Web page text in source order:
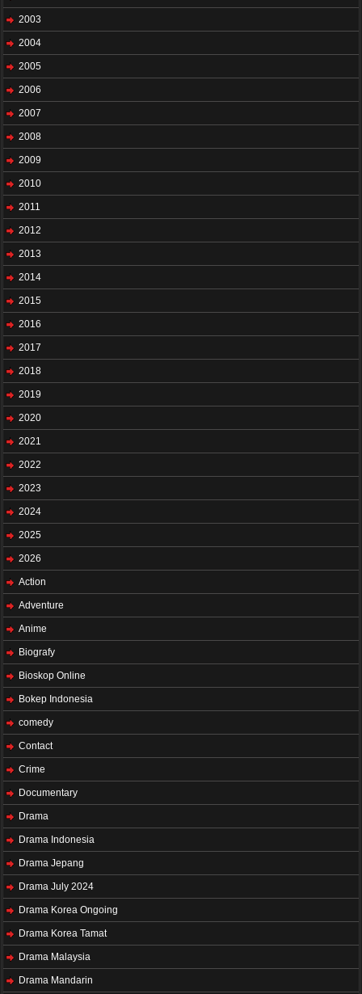
2003
2004
2005
2006
2007
2008
2009
2010
2011
2012
2013
2014
2015
2016
2017
2018
2019
2020
2021
2022
2023
2024
2025
2026
Action
Adventure
Anime
Biografy
Bioskop Online
Bokep Indonesia
comedy
Contact
Crime
Documentary
Drama
Drama Indonesia
Drama Jepang
Drama July 2024
Drama Korea Ongoing
Drama Korea Tamat
Drama Malaysia
Drama Mandarin